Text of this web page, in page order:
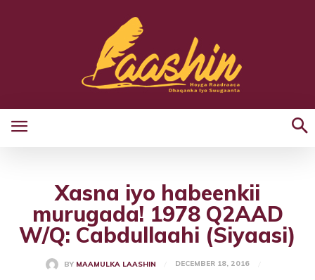
Xasna iyo habeenkii
murugada! 1978 Q2AAD
W/Q: Cabdullaahi (Siyaasi)
BY MAAMULKA LAASHIN DECEMBER 18, 2016